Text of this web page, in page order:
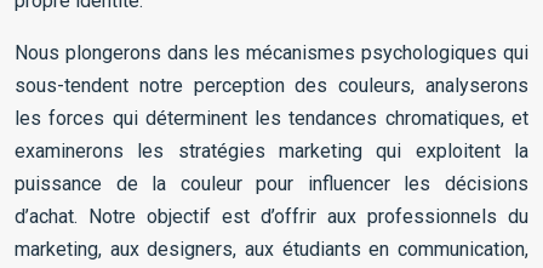
Nous plongerons dans les mécanismes psychologiques qui
sous-tendent notre perception des couleurs, analyserons
les forces qui déterminent les tendances chromatiques, et
examinerons les stratégies marketing qui exploitent la
puissance de la couleur pour influencer les décisions
d’achat. Notre objectif est d’offrir aux professionnels du
marketing, aux designers, aux étudiants en communication,